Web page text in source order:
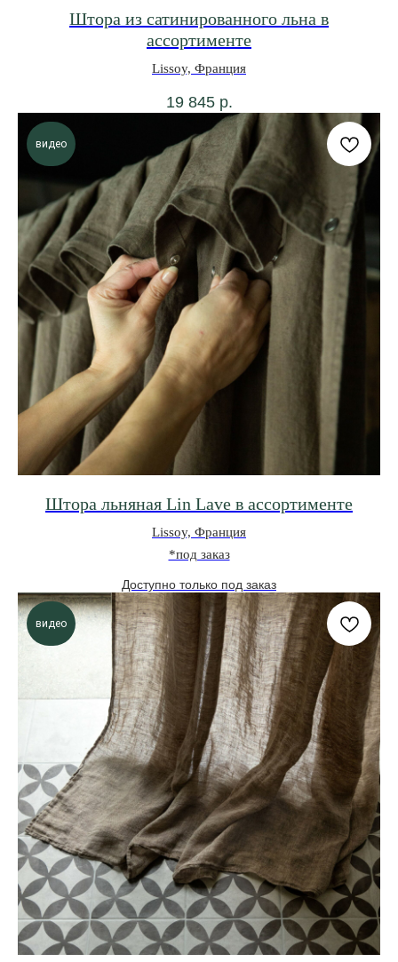
Штора из сатинированного льна в
ассортименте
Lissoy, Франция
19 845 р.
видео
Штора льняная Lin Lave в ассортименте
Lissoy, Франция
*под заказ
видео